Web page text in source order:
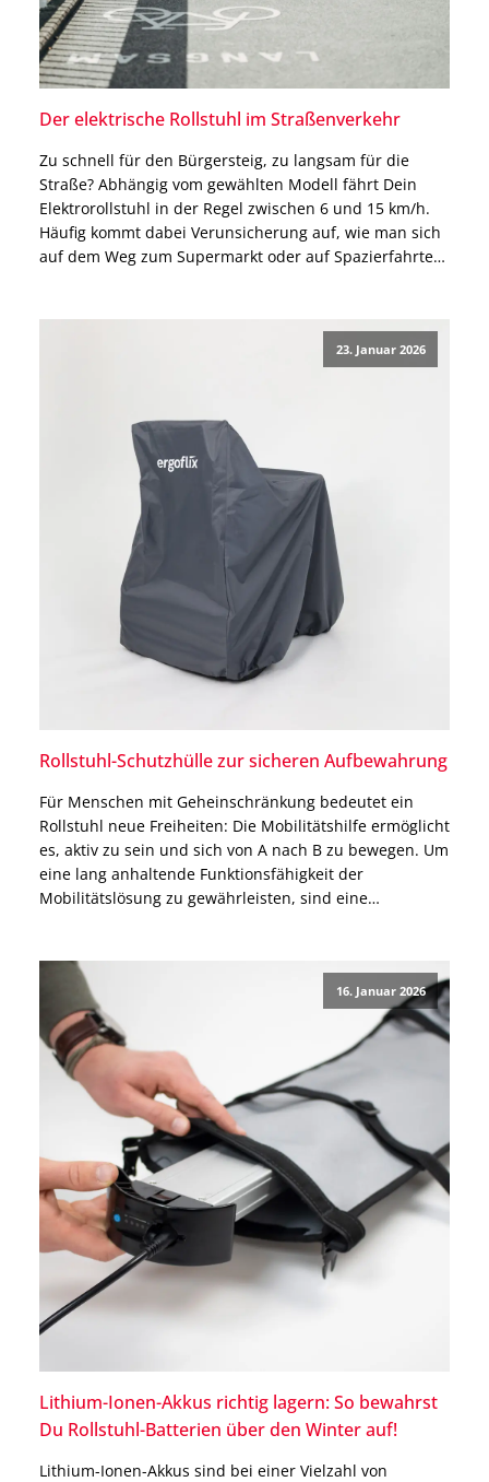
Der elektrische Rollstuhl im Straßenverkehr
Zu schnell für den Bürgersteig, zu langsam für die
Straße? Abhängig vom gewählten Modell fährt Dein
Elektrorollstuhl in der Regel zwischen 6 und 15 km/h.
Häufig kommt dabei Verunsicherung auf, wie man sich
auf dem Weg zum Supermarkt oder auf Spazierfahrten
23. Januar 2026
Rollstuhl-Schutzhülle zur sicheren Aufbewahrung
Für Menschen mit Geheinschränkung bedeutet ein
Rollstuhl neue Freiheiten: Die Mobilitätshilfe ermöglicht
es, aktiv zu sein und sich von A nach B zu bewegen. Um
eine lang anhaltende Funktionsfähigkeit der
Mobilitätslösung zu gewährleisten, sind eine
über die Vorteile einer Rollstuhl-Schutzhülle und wie
sie Dir […]
16. Januar 2026
Lithium-Ionen-Akkus richtig lagern: So bewahrst
Du Rollstuhl-Batterien über den Winter auf!
Lithium-Ionen-Akkus sind bei einer Vielzahl von